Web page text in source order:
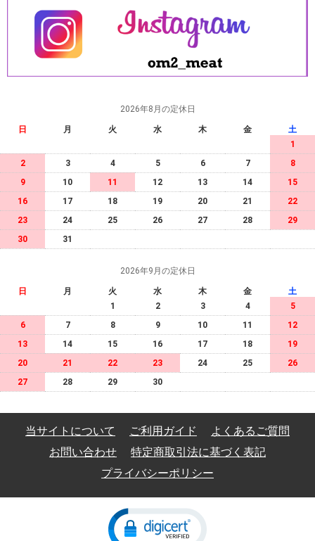
2026年8月の定休日
日 月 火 水 木 金
土
1
2
3 4 5 6 7
8
9
10 11 12 13 14
15
16
17 18 19 20 21
22
23
24 25 26 27 28
29
30
31
2026年9月の定休日
日 月 火 水 木 金
土
1
2 3 4
5
6
7 8 9 10 11
12
13
14 15 16 17 18
19
20
21 22 23 24 25
26
27
28 29 30
当サイトについて ご利用ガイド
よくあるご質問
お問い合わせ
特定商取引法に基づく表記
プライバシーポリシー